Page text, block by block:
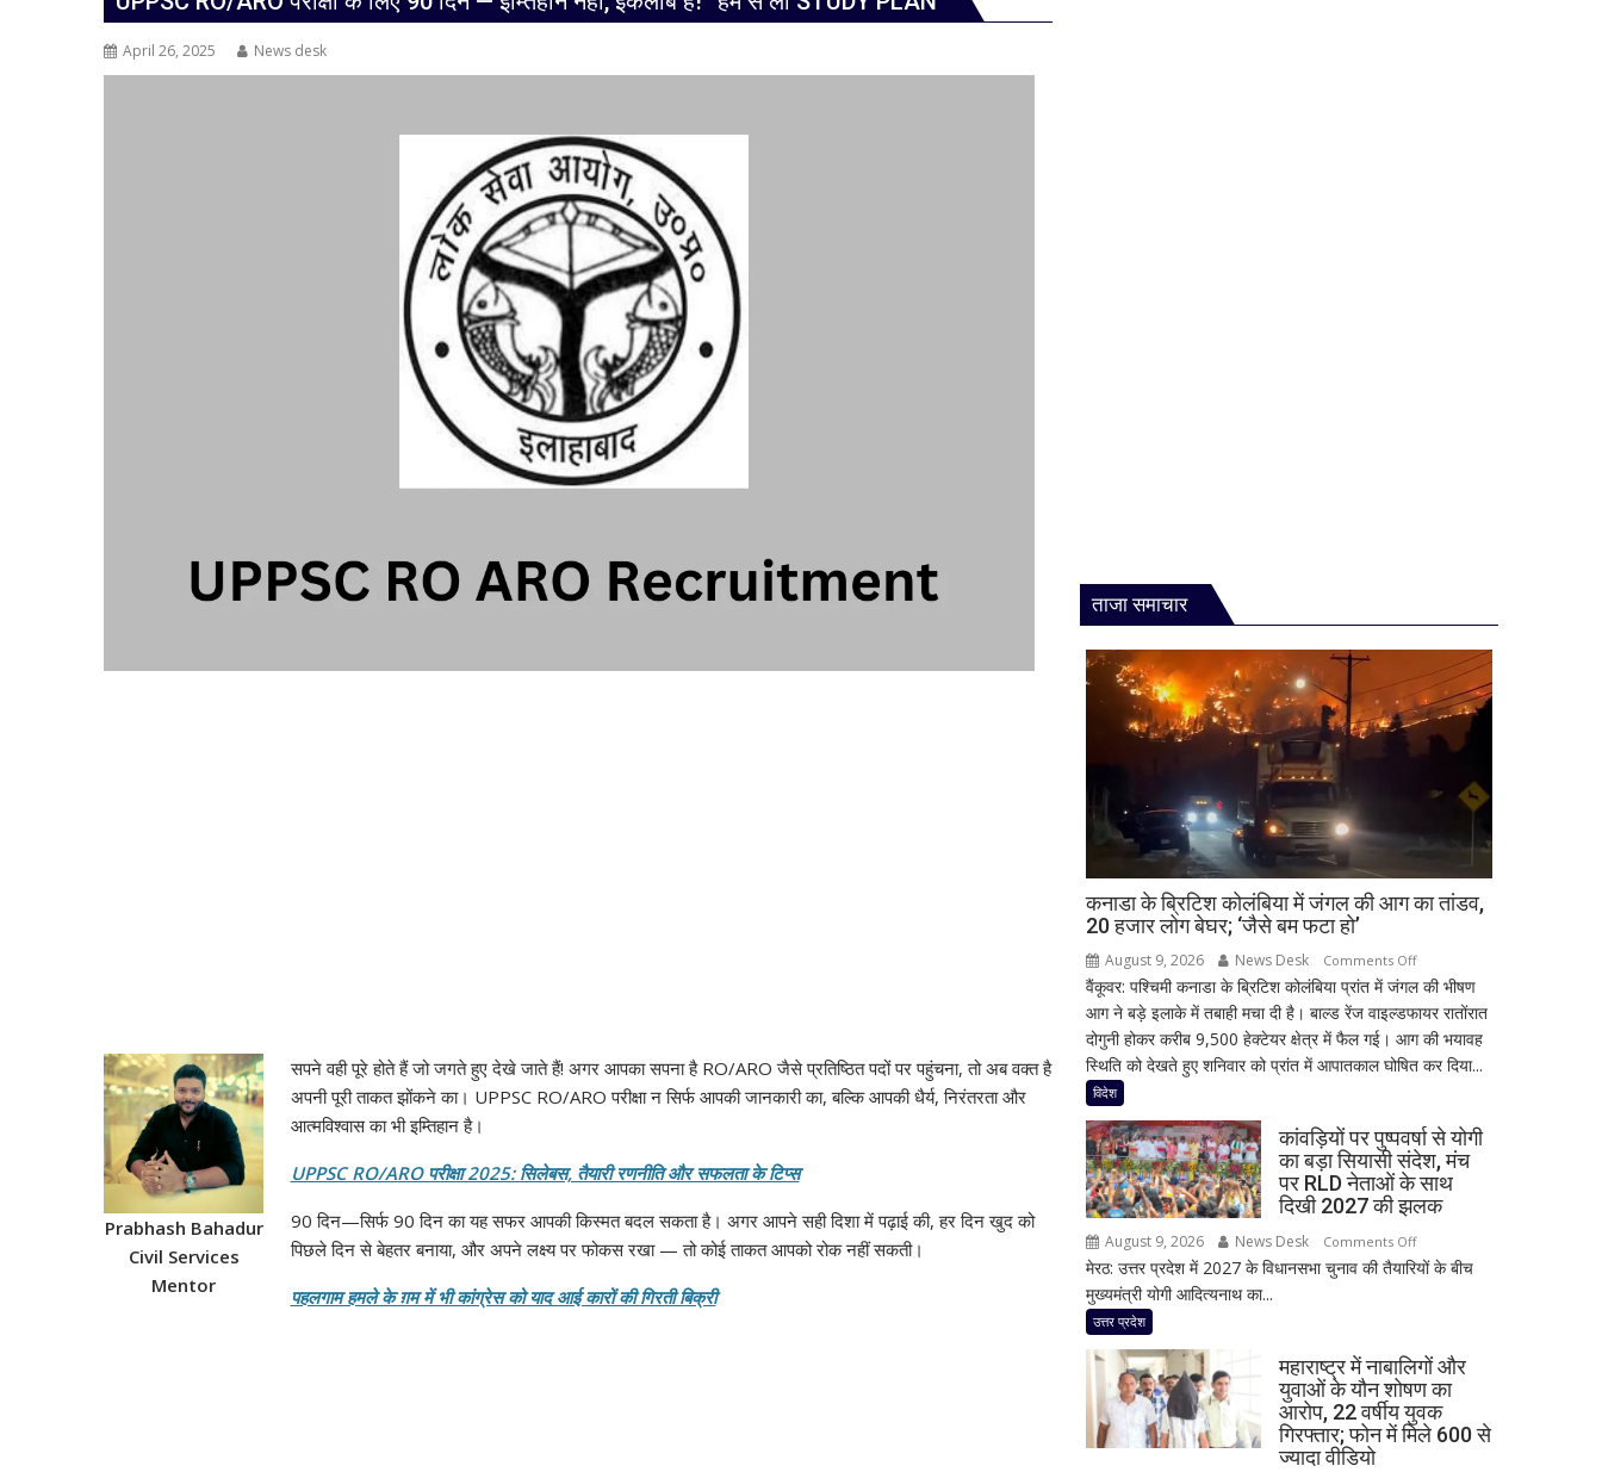
April 26, 2025 News desk
Prabhash Bahadur
Civil Services
Mentor
सपने वही पूरे होते हैं जो जगते हुए देखे जाते हैं! अगर आपका सपना है RO/ARO जैसे प्रतिष्ठित पदों पर पहुंचना, तो अब वक्त है
अपनी पूरी ताकत झोंकने का। UPPSC RO/ARO परीक्षा न सिर्फ आपकी जानकारी का, बल्कि आपकी धैर्य, निरंतरता और
आत्मविश्वास का भी इम्तिहान है।
UPPSC RO/ARO परीक्षा 2025: सिलेबस, तैयारी रणनीति और सफलता के टिप्स
90 दिन—सिर्फ 90 दिन का यह सफर आपकी किस्मत बदल सकता है। अगर आपने सही दिशा में पढ़ाई की, हर दिन खुद को
पिछले दिन से बेहतर बनाया, और अपने लक्ष्य पर फोकस रखा — तो कोई ताकत आपको रोक नहीं सकती।
पहलगाम हमले के ग़म में भी कांग्रेस को याद आई कारों की गिरती बिक्री
ताजा समाचार
कनाडा के ब्रिटिश कोलंबिया में जंगल की आग का तांडव,
20 हजार लोग बेघर; ‘जैसे बम फटा हो’
August 9, 2026 News Desk Comments Offon
कनाडा
के
ब्रिटिश
कोलंबिया
की
आग
का
हजार
‘जैसे
बम
फटा
हो’
वैंकूवर: पश्चिमी कनाडा के ब्रिटिश कोलंबिया प्रांत में जंगल की भीषण
आग ने बड़े इलाके में तबाही मचा दी है। बाल्ड रेंज वाइल्डफायर रातोंरात
दोगुनी होकर करीब 9,500 हेक्टेयर क्षेत्र में फैल गई। आग की भयावह
स्थिति को देखते हुए शनिवार को प्रांत में आपातकाल घोषित कर दिया...
विदेश
कांवड़ियों पर पुष्पवर्षा से योगी
का बड़ा सियासी संदेश, मंच
पर RLD नेताओं के साथ
दिखी 2027 की झलक
August 9, 2026 News Desk Comments Offon
कांवड़ियों
योगी
का
बड़ा
मेरठ: उत्तर प्रदेश में 2027 के विधानसभा चुनाव की तैयारियों के बीच
मुख्यमंत्री योगी आदित्यनाथ का...
उत्तर प्रदेश
महाराष्ट्र में नाबालिगों और
युवाओं के यौन शोषण का
आरोप, 22 वर्षीय युवक
गिरफ्तार; फोन में मिले 600 से
ज्यादा वीडियो